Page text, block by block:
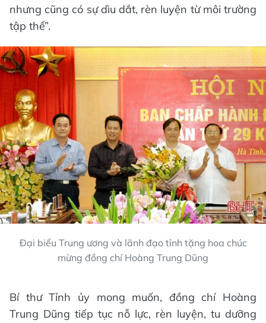
nhưng cũng có sự dìu dắt, rèn luyện từ môi trường
tập thể”.
Đại biểu Trung ương và lãnh đạo tỉnh tặng hoa chúc
mừng đồng chí Hoàng Trung Dũng
Bí thư Tỉnh ủy mong muốn, đồng chí Hoàng
Trung Dũng tiếp tục nỗ lực, rèn luyện, tu dưỡng